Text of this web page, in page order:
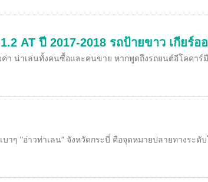
AT ปี 2017-2018 รถป้ายขาว เกียร์อ
ค่า น่าเล่นทั้งคนซื้อและคนขาย หากพูดถึงรถยนต์อีโคคาร์
ๆ "อ่าวท่าเลน" จังหวัดกระบี่ คือจุดหมายปลายทางระ